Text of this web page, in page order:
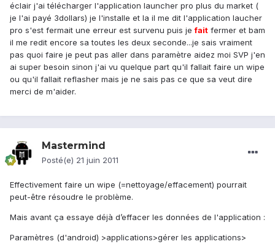
éclair j'ai télécharger l'application launcher pro plus du market (
je l'ai payé 3dollars) je l'installe et la il me dit l'application laucher
pro s'est fermait une erreur est survenu puis jefait fermer et bam
il me redit encore sa toutes les deux seconde...je sais vraiment
pas quoi faire je peut pas aller dans paramètre aidez moi SVP j'en
ai super besoin sinon j'ai vu quelque part qu'il fallait faire un wipe
ou qu'il fallait reflasher mais je ne sais pas ce que sa veut dire
merci de m'aider.
Mastermind
Posté(e) 21 juin 2011
Effectivement faire un wipe (=nettoyage/effacement) pourrait
peut-être résoudre le problème.
Mais avant ça essaye déjà d’effacer les données de l'application :
Paramètres (d'android) >applications>gérer les applications>